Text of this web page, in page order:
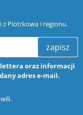
z Piotrkowa i regionu.
zapisz
oraz informacji
adres e-mail.